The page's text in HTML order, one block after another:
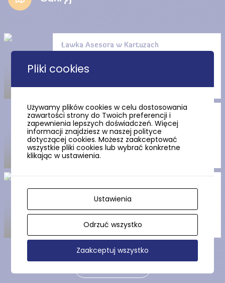
Ławka Asesora w Kartuzach
Punkt widokowy – stok
wzgórza na wschodnim brzegu
Jeziora Klasztornego Małego
Pliki cookies
Używamy plików cookies w celu dostosowania
zawartości strony do Twoich preferencji i
zapewnienia lepszych doświadczeń. Więcej
informacji znajdziesz w naszej polityce
dotyczącej cookies. Możesz zaakceptować
wszystkie pliki cookies lub wybrać konkretne
klikając w ustawienia.
Ustawienia
Odrzuć wszystko
Zaakceptuj wszystko